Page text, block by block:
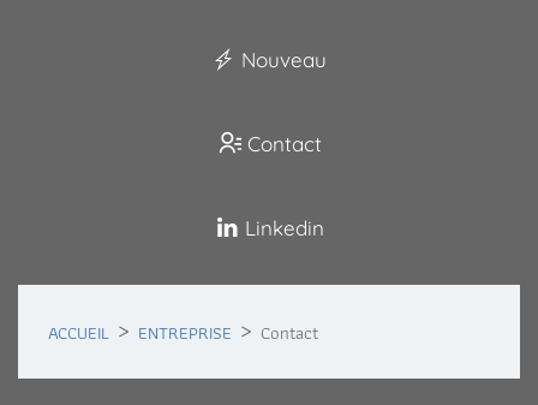
Nouveau
Contact
Linkedin
ACCUEIL ENTREPRISE Contact